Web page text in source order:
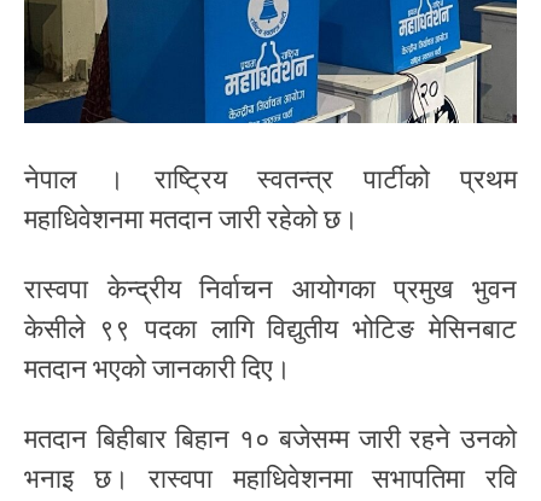
नेपाल । राष्ट्रिय स्वतन्त्र पार्टीको प्रथम
महाधिवेशनमा मतदान जारी रहेको छ।
रास्वपा केन्द्रीय निर्वाचन आयोगका प्रमुख भुवन
केसीले ९९ पदका लागि विद्युतीय भोटिङ मेसिनबाट
मतदान भएको जानकारी दिए।
मतदान बिहीबार बिहान १० बजेसम्म जारी रहने उनको
भनाइ छ। रास्वपा महाधिवेशनमा सभापतिमा रवि